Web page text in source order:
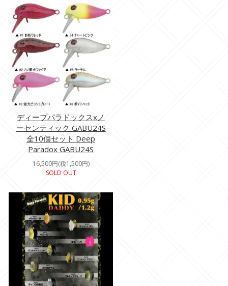
ディープパラドックスxノ
ーセンティック GABU24S
全10個セット Deep
Paradox GABU24S
16,500円(税1,500円)
SOLD OUT